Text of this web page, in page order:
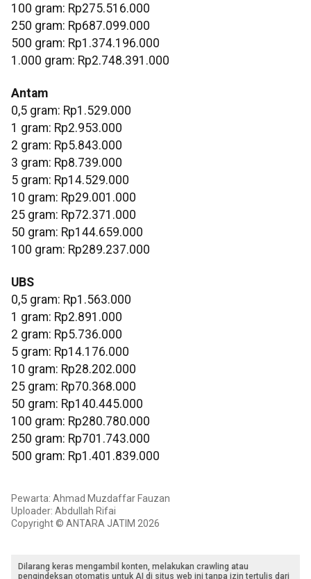
‎100 gram: Rp275.516.000
‎250 gram: Rp687.099.000
‎500 gram: Rp1.374.196.000
‎1.000 gram: Rp2.748.391.000
Antam
0,5 gram: Rp1.529.000
‎1 gram: Rp2.953.000
‎2 gram: Rp5.843.000
3 gram: Rp8.739.000
‎5 gram: Rp14.529.000
10 gram: Rp29.001.000
‎25 gram: Rp72.371.000
‎50 gram: Rp144.659.000
‎100 gram: Rp289.237.000
UBS
0,5 gram: Rp1.563.000
‎1 gram: Rp2.891.000
‎2 gram: Rp5.736.000
‎5 gram: Rp14.176.000
10 gram: Rp28.202.000
‎25 gram: Rp70.368.000
‎50 gram: Rp140.445.000
‎100 gram: Rp280.780.000
250 gram: Rp701.743.000
‎500 gram: Rp1.401.839.000
Pewarta: Ahmad Muzdaffar Fauzan
Uploader: Abdullah Rifai
Copyright © ANTARA JATIM 2026
Dilarang keras mengambil konten, melakukan crawling atau
pengindeksan otomatis untuk AI di situs web ini tanpa izin tertulis dari